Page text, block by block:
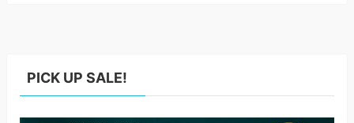
PICK UP SALE!